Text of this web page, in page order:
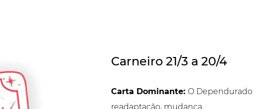
Carneiro 21/3 a 20/4
Carta Dominante: O
readaptação, mudança.